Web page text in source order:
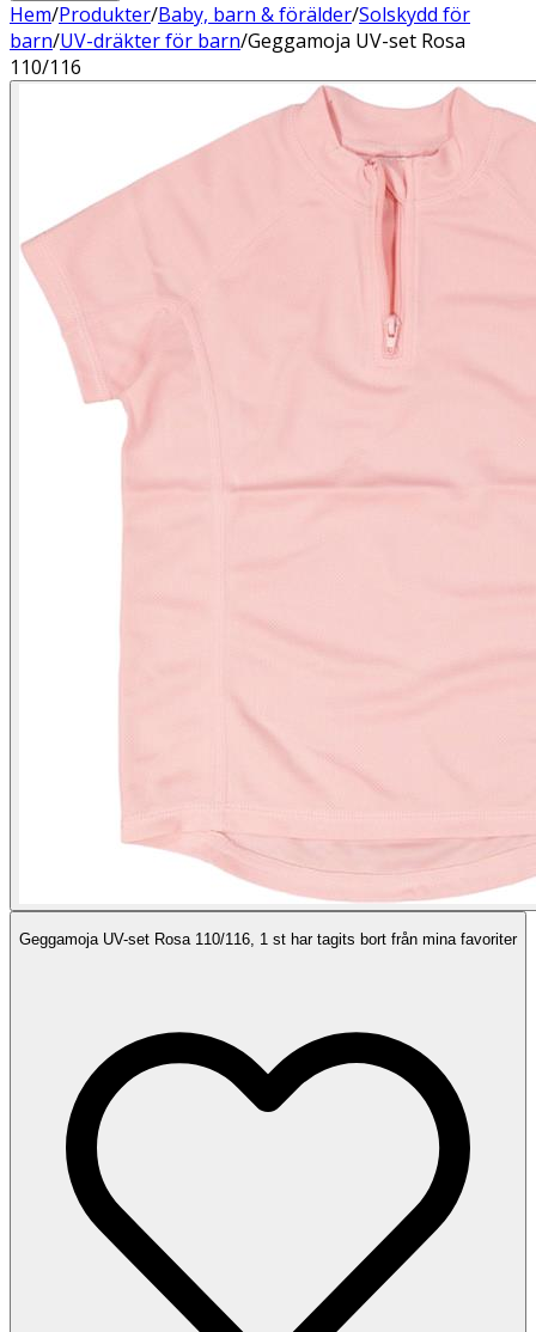
Hem/Produkter/Baby, barn & förälder/Solskydd för
barn/UV-dräkter för barn/Geggamoja UV-set Rosa
110/116
Geggamoja UV-set Rosa 110/116, 1 st har tagits bort från mina favoriter